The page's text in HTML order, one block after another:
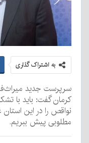
به اشتراک گذاری
سرپرست جدید
کرمان گفت: باید با
نواقص را در این
مطلوبی پیش ببریم.